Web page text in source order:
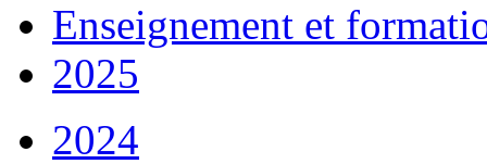
Enseignement et
2025
2024